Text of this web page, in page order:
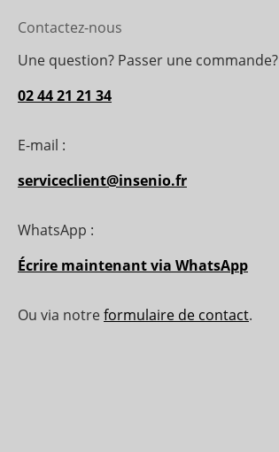
Contactez-nous
Une question? Passer une commande?
02 44 21 21 34
E-mail :
serviceclient@insenio.fr
WhatsApp :
Écrire maintenant via WhatsApp
Ou via notre formulaire de contact.